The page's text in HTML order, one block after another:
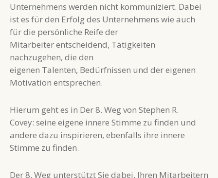
Unternehmens werden nicht kommuniziert. Dabei
ist es für den Erfolg des Unternehmens wie auch
für die persönliche Reife der
Mitarbeiter entscheidend, Tätigkeiten
nachzugehen, die den
eigenen Talenten, Bedürfnissen und der eigenen
Motivation entsprechen.
Hierum geht es in Der 8. Weg von Stephen R.
Covey: seine eigene innere Stimme zu finden und
andere dazu inspirieren, ebenfalls ihre innere
Stimme zu finden.
Der 8. Weg unterstützt Sie dabei, Ihren Mitarbeitern